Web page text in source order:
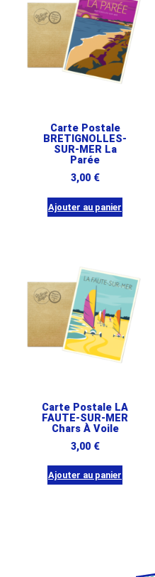
Carte Postale
BRETIGNOLLES-
SUR-MER La
Parée
3,00 €
Ajouter au panier
Carte Postale LA
FAUTE-SUR-MER
Chars À Voile
3,00 €
Ajouter au panier